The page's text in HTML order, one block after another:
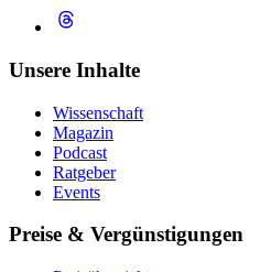
Unsere Inhalte
Wissenschaft
Magazin
Podcast
Ratgeber
Events
Preise & Vergünstigungen